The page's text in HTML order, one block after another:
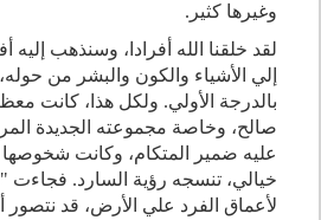
وغيرها كثير.
لقد خلقنا الله أفرادا، وسنذهب إليه
إلي الأشياء والكون والبشر من
بالدرجة الأولي. ولكل هذا، كانت
صالح، وخاصة مجموعته الجديدة
عليه ضمير المتكام، وكانت شخوصها
خيالي، تنسجه رؤية السارد. فجاءت
لأعماق الفرد علي الأرض، قد نتصور